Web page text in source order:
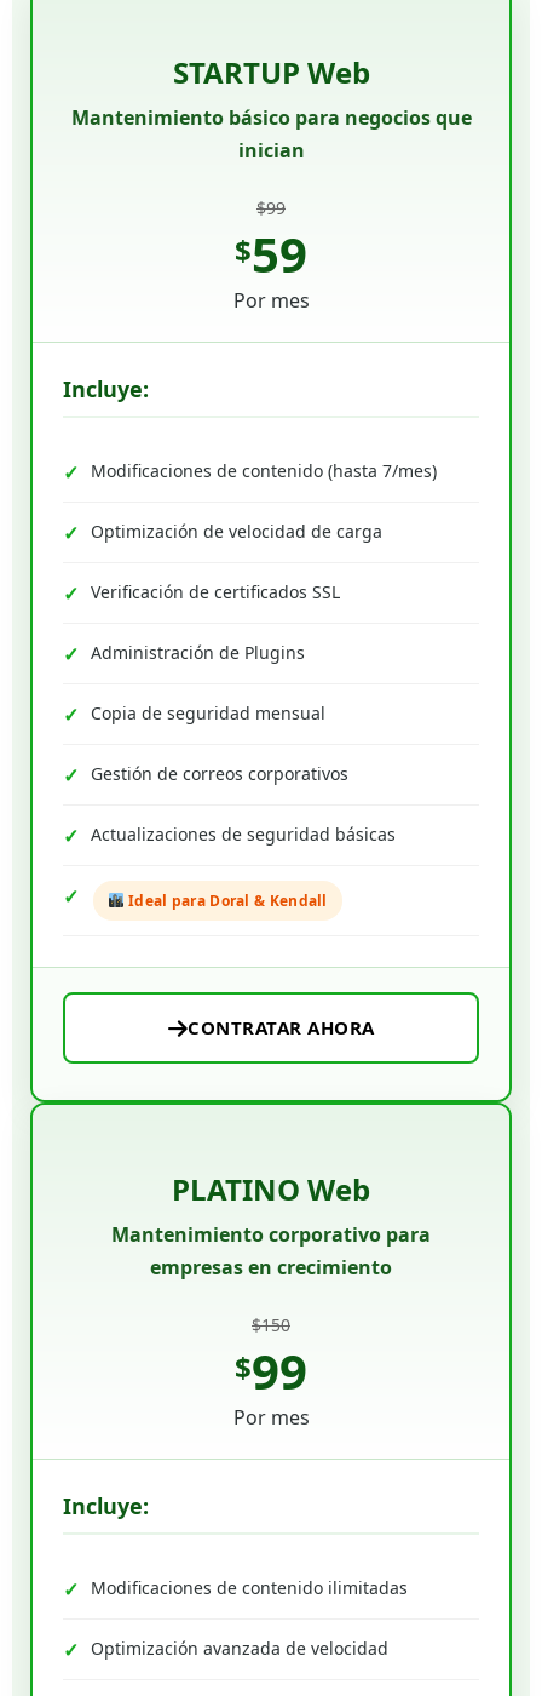
STARTUP Web
Mantenimiento básico para negocios que
inician
$99
$59
Por mes
Incluye:
Modificaciones de contenido (hasta 7/mes)
Optimización de velocidad de carga
Verificación de certificados SSL
Administración de Plugins
Copia de seguridad mensual
Gestión de correos corporativos
Actualizaciones de seguridad básicas
Ideal para Doral & Kendall
CONTRATAR AHORA
PLATINO Web
Mantenimiento corporativo para
empresas en crecimiento
$150
$99
Por mes
Incluye:
Modificaciones de contenido ilimitadas
Optimización avanzada de velocidad